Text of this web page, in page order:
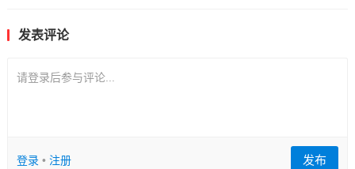
发表评论
请登录后参与评论...
登录• 注册 发布